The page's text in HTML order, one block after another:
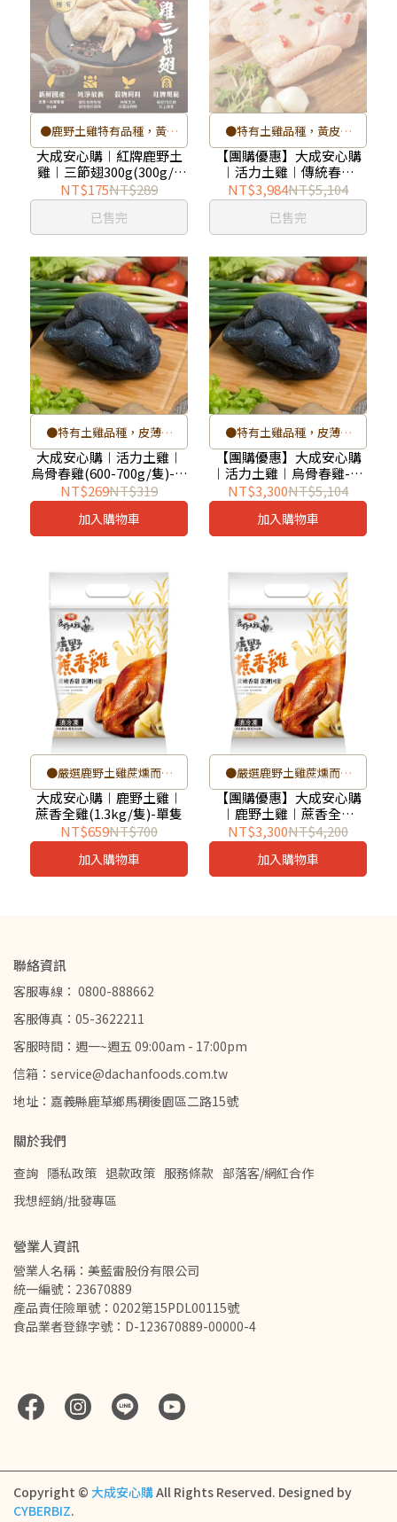
●鹿野土雞特有品種，黃皮
黃爪，皮薄肉細，油脂甘甜
●擁有全台最完整的雞肉溯
源系統
●鹿野土雞採高標準的生產
大成安心購︱紅牌鹿野土
雞︱三節翅300g(300g/1
包)
NT$175NT$289
已售完
●特有土雞品種，黃皮黃
爪，皮薄肉細，油脂甘甜
●春雞飼養期約4-6週
●肉質較一般成年土雞更為
軟嫩與細緻
【團購優惠】大成安心購
︱活力土雞︱傳統春雞
(600-700g/隻)-16隻/箱︱
童子雞︱成箱出貨︱
NT$3,984NT$5,104
已售完
●特有土雞品種，皮薄肉
細，油脂甘甜
●春雞飼養期約4-6週
●肉質較一般成年土雞更為
軟嫩與細緻
大成安心購︱活力土雞︱
烏骨春雞(600-700g/隻)-單
隻｜未切/去頭/去尾/去腳
｜進補首選
NT$269NT$319
加入購物車
●特有土雞品種，皮薄肉
細，油脂甘甜
●春雞飼養期約4-6週
●肉質較一般成年土雞更為
軟嫩與細緻
【團購優惠】大成安心購
︱活力土雞︱烏骨春雞-16
隻/箱（600-700g/隻，未
切／去頭／去尾／去腳)-成
箱出貨
NT$3,300NT$5,104
加入購物車
●嚴選鹿野土雞蔗燻而成
●黃嫩香甜，散發清甜蔗香
味
●全雞含頭爪，拜拜的好選
擇
大成安心購︱鹿野土雞︱
蔗香全雞(1.3kg/隻)-單隻
NT$659NT$700
加入購物車
●嚴選鹿野土雞蔗燻而成
●黃嫩香甜，散發清甜蔗香
味
●全雞含頭爪，拜拜的好選
擇
【團購優惠】大成安心購
︱鹿野土雞︱蔗香全雞
(1.3kg/隻*6隻/箱)_全熟 拜
拜 全雞 煙燻 微波
NT$3,300NT$4,200
加入購物車
聯絡資訊
客服專線： 0800-888662
客服傳真：05-3622211
客服時間：週一~週五 09:00am - 17:00pm
信箱：service@dachanfoods.com.tw
地址：嘉義縣鹿草鄉馬稠後園區二路15號
關於我們
查詢 隱私政策 退款政策 服務條款 部落客/網紅合作
我想經銷/批發專區
營業人資訊
營業人名稱：美藍雷股份有限公司
統一編號：23670889
產品責任險單號：0202第15PDL00115號
食品業者登錄字號：D-123670889-00000-4
Copyright © 大成安心購All Rights Reserved. Designed by
CYBERBIZ.